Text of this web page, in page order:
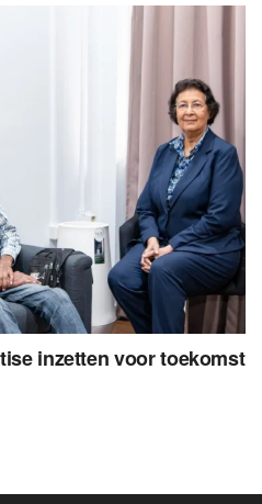
inzetten voor toekomst